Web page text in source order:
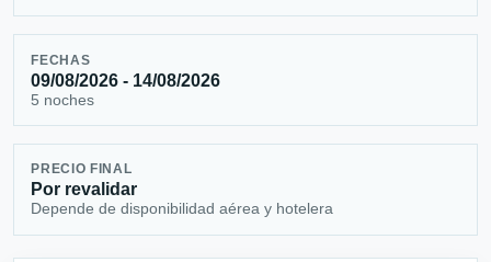
FECHAS
09/08/2026 - 14/08/2026
5 noches
PRECIO FINAL
Por revalidar
Depende de disponibilidad aérea y hotelera